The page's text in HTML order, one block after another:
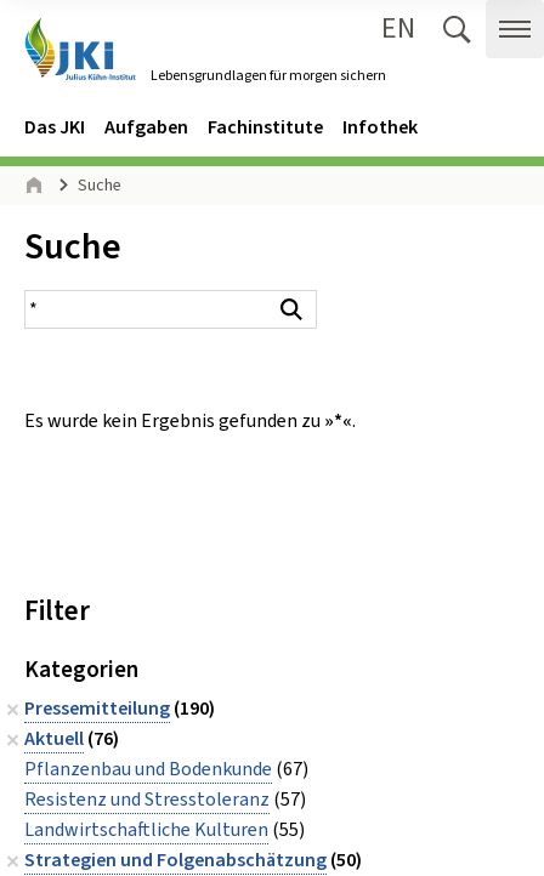
Lebensgrundlagen für morgen sichern
EN
Navigation
Hauptmenü
Das JKI Aufgaben Fachinstitute Infothek
Seitenpfad
Suche
Inhalt:
Suche
Suchergebnis
Es wurde kein Ergebnis gefunden zu »*«.
Filter
Kategorien
Pressemitteilung(190)
Aktuell(76)
Pflanzenbau und Bodenkunde (67)
Resistenz und Stresstoleranz (57)
Landwirtschaftliche Kulturen (55)
Strategien und Folgenabschätzung(50)